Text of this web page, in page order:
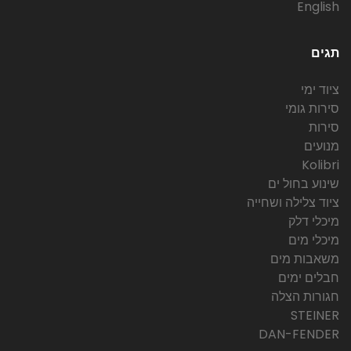
English
תגים
ציוד ימי
סירות גומי
סירות
מנועים
Kolibri
שינוע בחול ים
ציוד צלילה ושחייה
מיכלי דלק
מיכלי מים
משאבות מים
חבלים ימים
חגורות הצלה
STEINER
DAN-FENDER